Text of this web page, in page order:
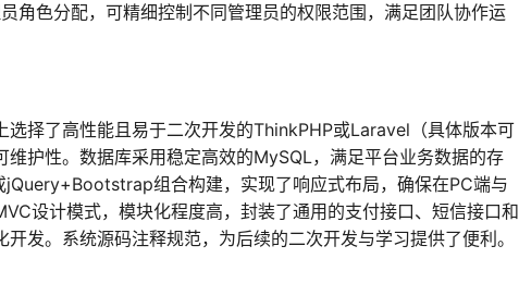
角色分配，可精细控制不同管理员的权限范围，满足团队协作运
择了高性能且易于二次开发的ThinkPHP或Laravel（具体版本可
护性。数据库采用稳定高效的MySQL，满足平台业务数据的存
组合构建，实现了响应式布局，确保在PC端与
设计模式，模块化程度高，封装了通用的支付接口、短信接口和
发。系统源码注释规范，为后续的二次开发与学习提供了便利。